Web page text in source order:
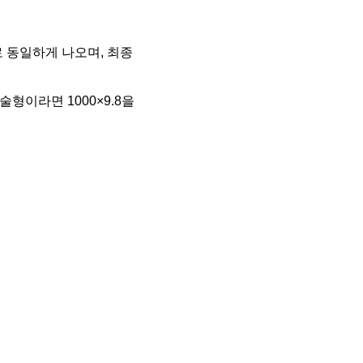
동일하게 나오며, 최종
형이라면 1000×9.8을